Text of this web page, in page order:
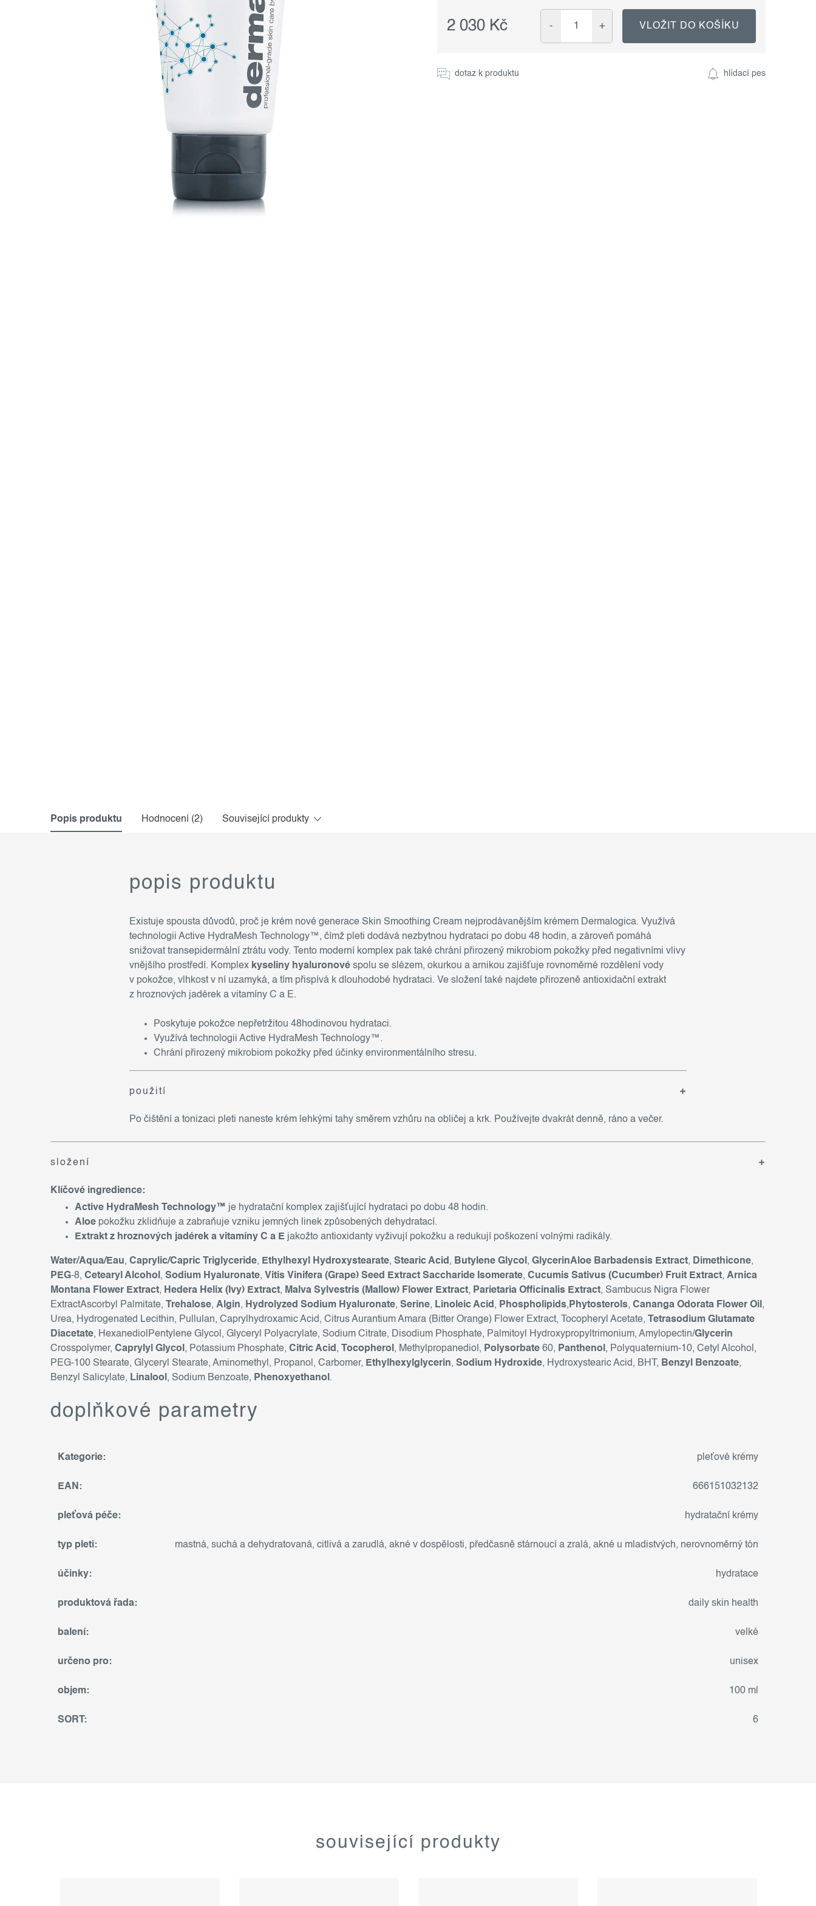
2 030 Kč VLOŽIT DO KOŠÍKU
dotaz k produktu hlídací pes
Popis produktu Hodnocení (2) Související produkty
popis produktu
Existuje spousta důvodů, proč je krém nové generace Skin Smoothing Cream nejprodávanějším krémem Dermalogica. Využívá
technologii Active HydraMesh Technology™, čímž pleti dodává nezbytnou hydrataci po dobu 48 hodin, a zároveň pomáhá
snižovat transepidermální ztrátu vody. Tento moderní komplex pak také chrání přirozený mikrobiom pokožky před negativními vlivy
vnějšího prostředí. Komplex kyseliny hyaluronové spolu se slézem, okurkou a arnikou zajišťuje rovnoměrné rozdělení vody
v pokožce, vlhkost v ní uzamyká, a tím přispívá k dlouhodobé hydrataci. Ve složení také najdete přirozeně antioxidační extrakt
z hroznových jadérek a vitamíny C a E.
Poskytuje pokožce nepřetržitou 48hodinovou hydrataci.
Využívá technologii Active HydraMesh Technology™.
Chrání přirozený mikrobiom pokožky před účinky environmentálního stresu.
použití
Po čištění a tonizaci pleti naneste krém lehkými tahy směrem vzhůru na obličej a krk. Používejte dvakrát denně, ráno a večer.
složení
Klíčové ingredience:
Active HydraMesh Technology™ je hydratační komplex zajišťující hydrataci po dobu 48 hodin.
Aloe pokožku zklidňuje a zabraňuje vzniku jemných linek způsobených dehydratací.
Extrakt z hroznových jadérek a vitamíny C a E jakožto antioxidanty vyživují pokožku a redukují poškození volnými radikály.
Water/Aqua/Eau, Caprylic/Capric Triglyceride, Ethylhexyl Hydroxystearate, Stearic Acid , Butylene Glycol , GlycerinAloe Barbadensis Extract, Dimethicone,
PEG-8, Cetearyl Alcohol , Sodium Hyaluronate, Vitis Vinifera (Grape) Seed Extract Saccharide Isomerate, Cucumis Sativus (Cucumber) Fruit Extract, Arnica
Montana Flower Extract, Hedera Helix (Ivy) Extract, Malva Sylvestris (Mallow) Flower Extract, Parietaria Officinalis Extract, Sambucus Nigra Flower
ExtractAscorbyl Palmitate, Trehalose, Algin, Hydrolyzed Sodium Hyaluronate, Serine, Linoleic Acid , Phospholipids, Phytosterols, Cananga Odorata Flower Oil ,
Urea, Hydrogenated Lecithin, Pullulan, Caprylhydroxamic Acid, Citrus Aurantium Amara (Bitter Orange) Flower Extract, Tocopheryl Acetate, Tetrasodium Glutamate
Diacetate, HexanediolPentylene Glycol, Glyceryl Polyacrylate, Sodium Citrate, Disodium Phosphate, Palmitoyl Hydroxypropyltrimonium, Amylopectin/Glycerin
Crosspolymer, Caprylyl Glycol , Potassium Phosphate, Citric Acid , Tocopherol , Methylpropanediol, Polysorbate 60, Panthenol , Polyquaternium-10, Cetyl Alcohol,
PEG-100 Stearate, Glyceryl Stearate, Aminomethyl, Propanol, Carbomer, Ethylhexylglycerin, Sodium Hydroxide, Hydroxystearic Acid, BHT, Benzyl Benzoate,
Benzyl Salicylate, Linalool , Sodium Benzoate, Phenoxyethanol .
doplňkové parametry
Kategorie: pleťové krémy
EAN : 666151032132
pleťová péče: hydratační krémy
typ pleti: mastná, suchá a dehydratovaná, citlivá a zarudlá, akné v dospělosti, předčasně stárnoucí a zralá, akné u mladistvých, nerovnoměrný tón
účinky: hydratace
produktová řada: daily skin health
balení: velké
určeno pro: unisex
objem: 100 ml
SORT: 6
související produkty